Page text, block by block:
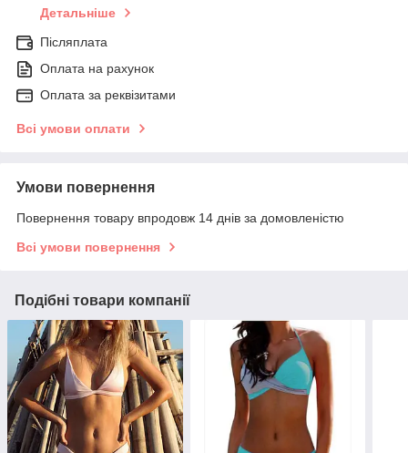
Детальніше
Післяплата
Оплата на рахунок
Оплата за реквізитами
Всі умови оплати
Умови повернення
Повернення товару впродовж 14 днів за домовленістю
Всі умови повернення
Подібні товари компанії